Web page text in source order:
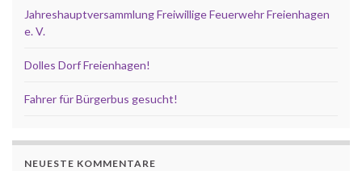
Jahreshauptversammlung Freiwillige Feuerwehr Freienhagen
e. V.
Dolles Dorf Freienhagen!
Fahrer für Bürgerbus gesucht!
NEUESTE KOMMENTARE